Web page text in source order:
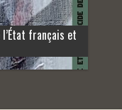
l’État français et